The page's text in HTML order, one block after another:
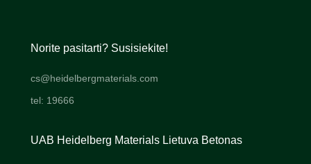
Norite pasitarti? Susisiekite!
cs@heidelbergmaterials.com
tel: 19666
UAB Heidelberg Materials Lietuva Betonas